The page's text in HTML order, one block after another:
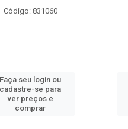
Código: 831060
Faça seu login ou
cadastre-se para
ver preços e
comprar